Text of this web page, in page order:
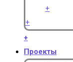
+
+
+
Проекты